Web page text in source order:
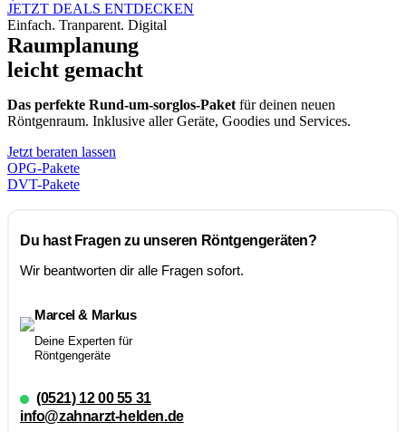
JETZT DEALS ENTDECKEN
Einfach. Tranparent. Digital
Raumplanung
leicht gemacht
Das perfekte Rund-um-sorglos-Paket für deinen neuen
Röntgenraum. Inklusive aller Geräte, Goodies und Services.
Jetzt beraten lassen
OPG-Pakete
DVT-Pakete
Marcel & Markus
Deine Experten für
Röntgengeräte
Du hast Fragen zu unseren Röntgengeräten?
Wir beantworten dir alle Fragen sofort.
(0521) 12 00 55 31
info@zahnarzt-helden.de